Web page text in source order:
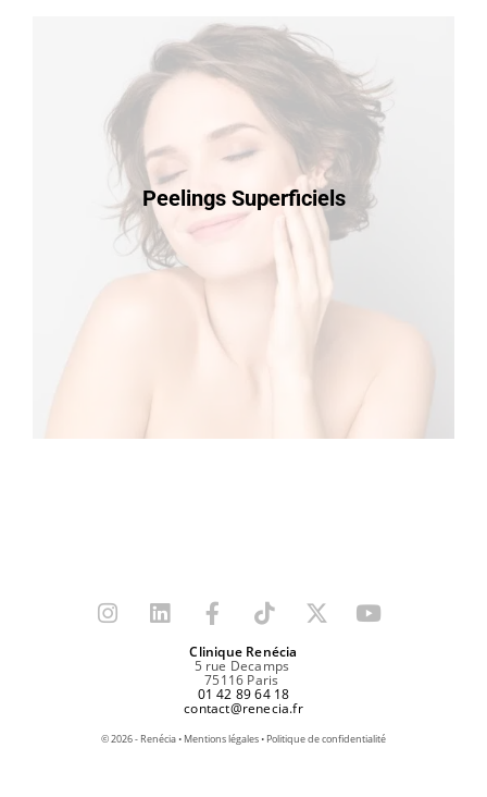
Peelings Superficiels
Clinique Renécia
5 rue Decamps
75116 Paris
01 42 89 64 18
contact@renecia.fr
©2026- Renécia • Mentions légales • Politique de confidentialité